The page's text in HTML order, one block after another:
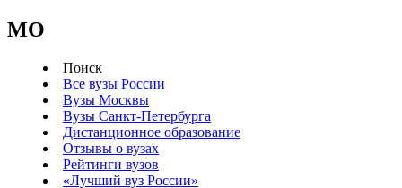
MO
Поиск
Все вузы России
Вузы Москвы
Вузы Санкт-Петербурга
Дистанционное образование
Отзывы о вузах
Рейтинги вузов
«Лучший вуз России»